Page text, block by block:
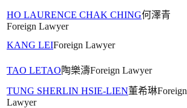
HO LAURENCE CHAK CHING何澤青
Foreign Lawyer
KANG LEIForeign Lawyer
TAO LETAO陶樂濤Foreign Lawyer
TUNG SHERLIN HSIE-LIEN董希琳Foreign
Lawyer